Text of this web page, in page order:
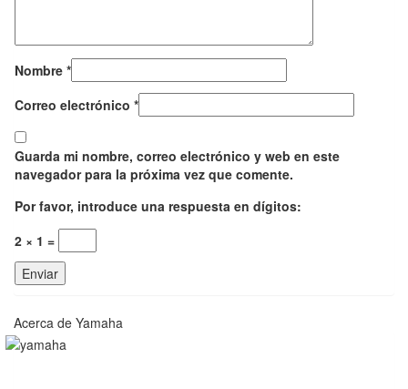
Nombre *
Correo electrónico *
Guarda mi nombre, correo electrónico y web en este
navegador para la próxima vez que comente.
Por favor, introduce una respuesta en dígitos:
2 × 1 =
Acerca de Yamaha